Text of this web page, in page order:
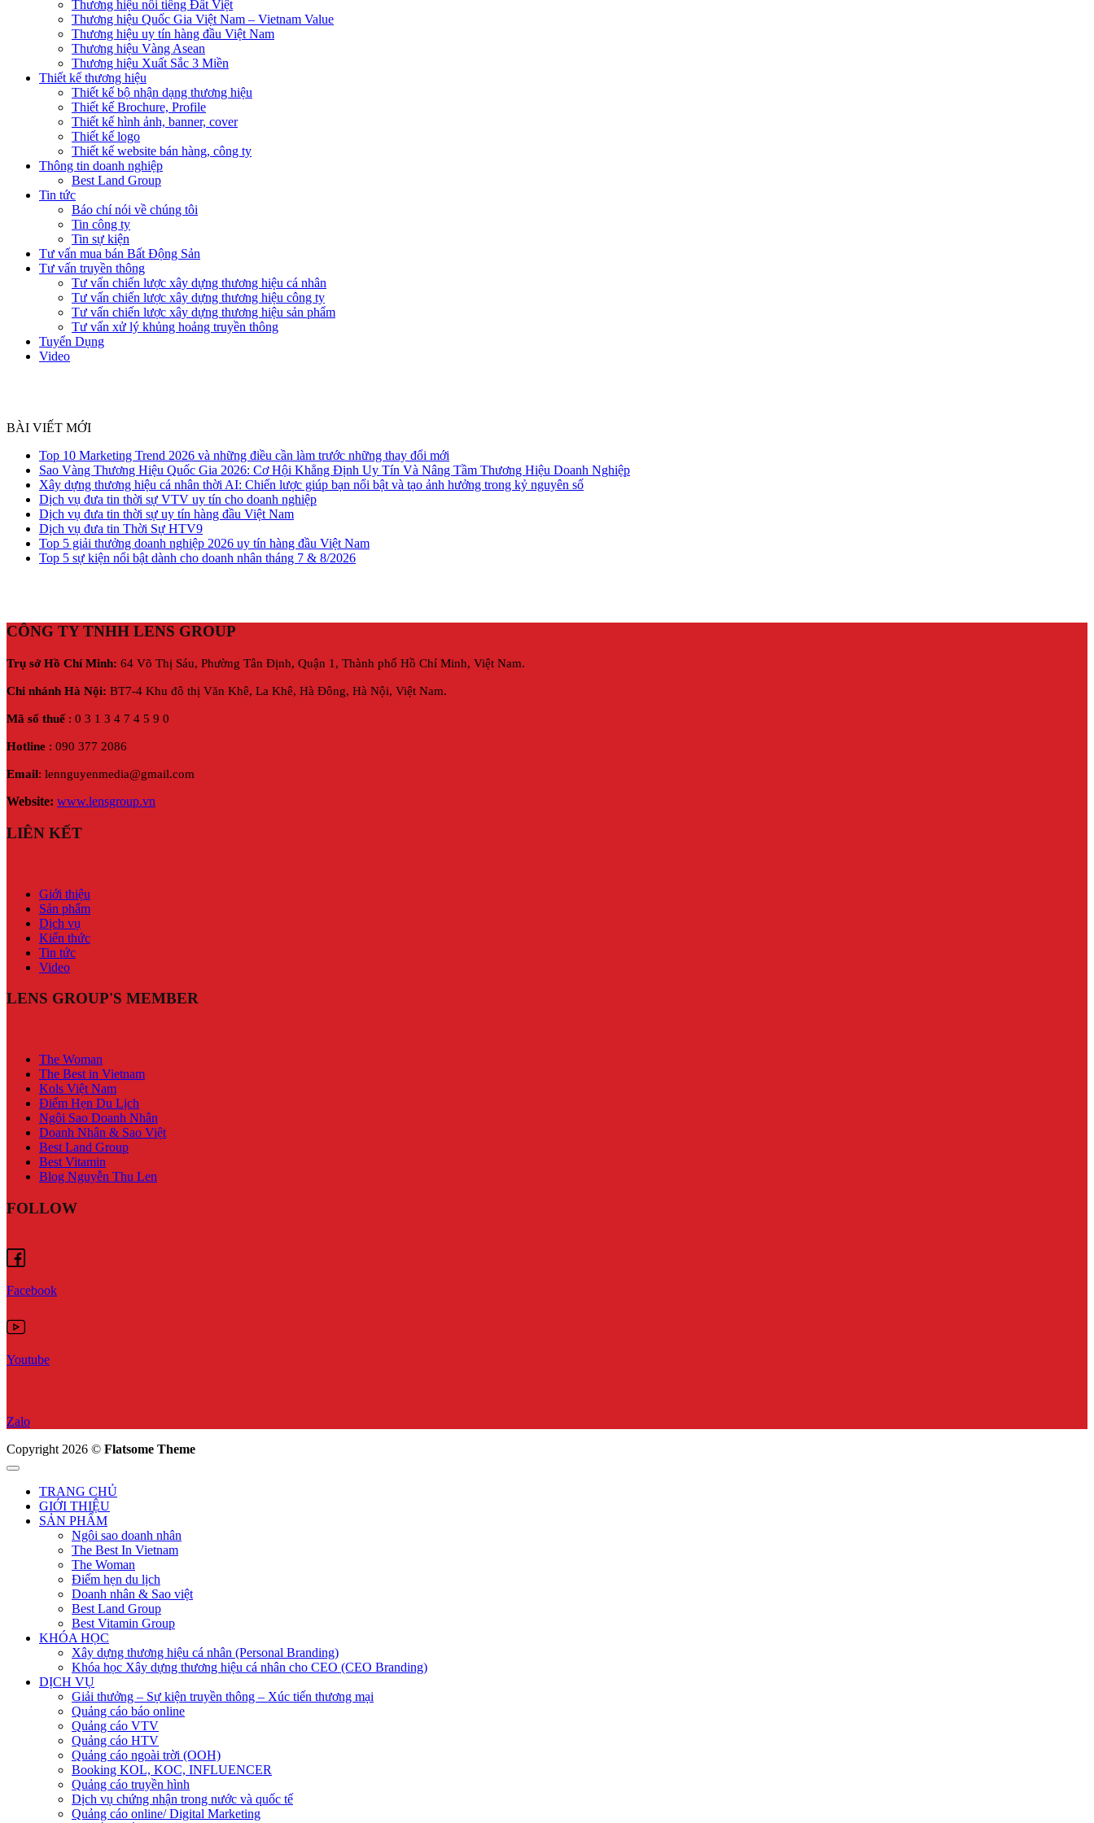
Thương hiệu nổi tiếng Đất Việt
Thương hiệu Quốc Gia Việt Nam – Vietnam Value
Thương hiệu uy tín hàng đầu Việt Nam
Thương hiệu Vàng Asean
Thương hiệu Xuất Sắc 3 Miền
Thiết kế thương hiệu
Thiết kế bộ nhận dạng thương hiệu
Thiết kế Brochure, Profile
Thiết kế hình ảnh, banner, cover
Thiết kế logo
Thiết kế website bán hàng, công ty
Thông tin doanh nghiệp
Best Land Group
Tin tức
Báo chí nói về chúng tôi
Tin công ty
Tin sự kiện
Tư vấn mua bán Bất Động Sản
Tư vấn truyền thông
Tư vấn chiến lược xây dựng thương hiệu cá nhân
Tư vấn chiến lược xây dựng thương hiệu công ty
Tư vấn chiến lược xây dựng thương hiệu sản phẩm
Tư vấn xử lý khủng hoảng truyền thông
Tuyển Dụng
Video
BÀI VIẾT MỚI
Top 10 Marketing Trend 2026 và những điều cần làm trước những thay đổi mới
Sao Vàng Thương Hiệu Quốc Gia 2026: Cơ Hội Khẳng Định Uy Tín Và Nâng Tầm Thương Hiệu Doanh Nghiệp
Xây dựng thương hiệu cá nhân thời AI: Chiến lược giúp bạn nổi bật và tạo ảnh hưởng trong kỷ nguyên số
Dịch vụ đưa tin thời sự VTV uy tín cho doanh nghiệp
Dịch vụ đưa tin thời sự uy tín hàng đầu Việt Nam
Dịch vụ đưa tin Thời Sự HTV9
Top 5 giải thưởng doanh nghiệp 2026 uy tín hàng đầu Việt Nam
Top 5 sự kiện nổi bật dành cho doanh nhân tháng 7 & 8/2026
CÔNG TY TNHH LENS GROUP
Trụ sở Hồ Chí Minh: 64 Võ Thị Sáu, Phường Tân Định, Quận 1, Thành phố Hồ Chí Minh, Việt Nam.
Chi nhánh Hà Nội: BT7-4 Khu đô thị Văn Khê, La Khê, Hà Đông, Hà Nội, Việt Nam.
Mã số thuế: 0 3 1 3 4 7 4 5 9 0
Hotline : 090 377 2086
Email: lennguyenmedia@gmail.com
Website: www.lensgroup.vn
LIÊN KẾT
Giới thiệu
Sản phẩm
Dịch vụ
Kiến thức
Tin tức
Video
LENS GROUP'S MEMBER
The Woman
The Best in Vietnam
Kols Việt Nam
Điểm Hẹn Du Lịch
Ngôi Sao Doanh Nhân
Doanh Nhân & Sao Việt
Best Land Group
Best Vitamin
Blog Nguyễn Thu Len
FOLLOW
Facebook
Youtube
Zalo
Copyright 2026 © Flatsome Theme
TRANG CHỦ
GIỚI THIỆU
SẢN PHẨM
Ngôi sao doanh nhân
The Best In Vietnam
The Woman
Điểm hẹn du lịch
Doanh nhân & Sao việt
Best Land Group
Best Vitamin Group
KHÓA HỌC
Xây dựng thương hiệu cá nhân (Personal Branding)
Khóa học Xây dựng thương hiệu cá nhân cho CEO (CEO Branding)
DỊCH VỤ
Giải thưởng – Sự kiện truyền thông – Xúc tiến thương mại
Quảng cáo báo online
Quảng cáo VTV
Quảng cáo HTV
Quảng cáo ngoài trời (OOH)
Booking KOL, KOC, INFLUENCER
Quảng cáo truyền hình
Dịch vụ chứng nhận trong nước và quốc tế
Quảng cáo online/ Digital Marketing